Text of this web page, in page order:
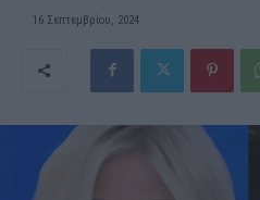
16 Σεπτεμβρίου, 2024